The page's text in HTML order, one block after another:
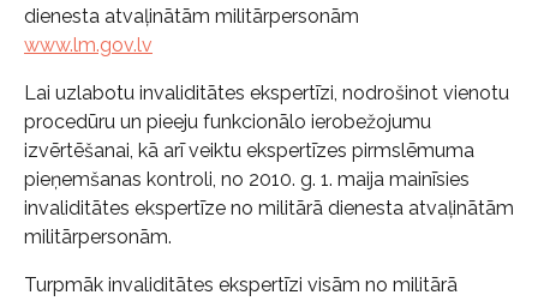
dienesta atvaļinātām militārpersonām
www.lm.gov.lv
Lai uzlabotu invaliditātes ekspertīzi, nodrošinot vienotu
procedūru un pieeju funkcionālo ierobežojumu
izvērtēšanai, kā arī veiktu ekspertīzes pirmslēmuma
pieņemšanas kontroli, no 2010. g. 1. maija mainīsies
invaliditātes ekspertīze no militārā dienesta atvaļinātām
militārpersonām.
Turpmāk invaliditātes ekspertīzi visām no militārā